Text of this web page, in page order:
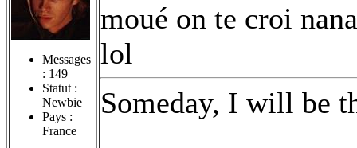
Messages
: 149
Statut :
Newbie
Pays :
France
moué on te croi
lol
Someday, I will be